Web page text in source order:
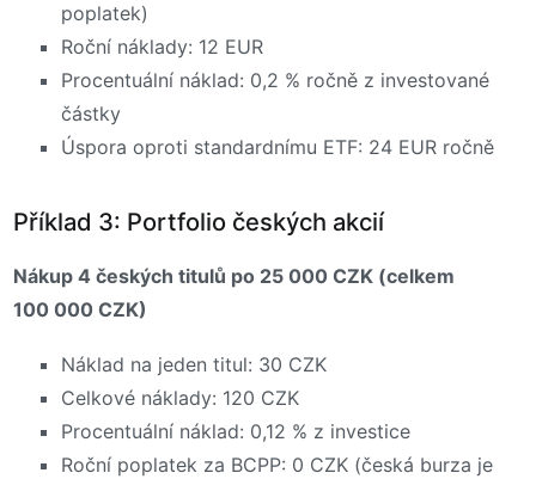
poplatek)
Roční náklady: 12 EUR
Procentuální náklad: 0,2 % ročně z investované
částky
Úspora oproti standardnímu ETF: 24 EUR ročně
Příklad 3: Portfolio českých akcií
Nákup 4 českých titulů po 25 000 CZK (celkem
100 000 CZK)
Náklad na jeden titul: 30 CZK
Celkové náklady: 120 CZK
Procentuální náklad: 0,12 % z investice
Roční poplatek za BCPP: 0 CZK (česká burza je